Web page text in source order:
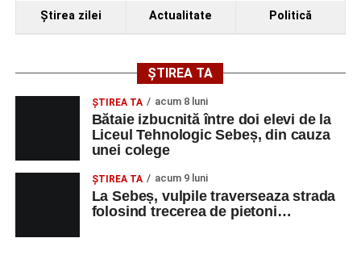
Spectacol de vals și tango „Armonii în
pași de dans”
Napoca).
AcompaniazăCluj Tango Orchestra:
Irina Indrei – pian
Robert Indrei – bandoneon
Milena Vădan – vioară
Emanuel Elcean – contrabas
Ştirea zilei Actualitate Politică
ȘTIREA TA
ŞTIREA TA acum 8 luni
Bătaie izbucnită între doi elevi de la
Liceul Tehnologic Sebeș, din cauza
unei colege
ŞTIREA TA acum 9 luni
La Sebeș, vulpile traverseaza strada
folosind trecerea de pietoni…